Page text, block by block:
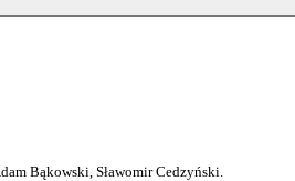
Bąkowski, Sławomir Cedzyński.